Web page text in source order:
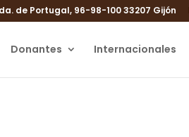
de Portugal, 96-98-100 33207 Gijón
Donantes Internacionales